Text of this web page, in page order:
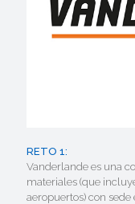
RETO 1:
Vanderlande es una
materiales (que
aeropuertos) con sede